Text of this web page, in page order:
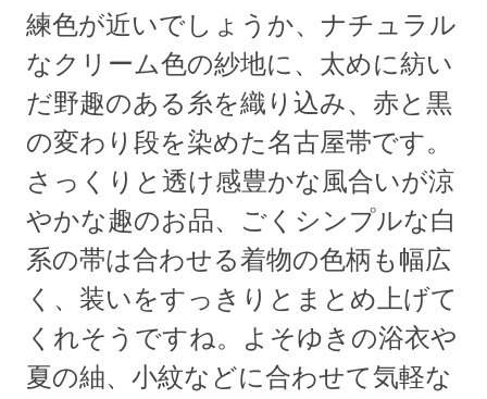
練色が近いでしょうか、ナチュラル
なクリーム色の紗地に、太めに紡い
だ野趣のある糸を織り込み、赤と黒
の変わり段を染めた名古屋帯です。
さっくりと透け感豊かな風合いが涼
やかな趣のお品、ごくシンプルな白
系の帯は合わせる着物の色柄も幅広
く、装いをすっきりとまとめ上げて
くれそうですね。よそゆきの浴衣や
夏の紬、小紋などに合わせて気軽な